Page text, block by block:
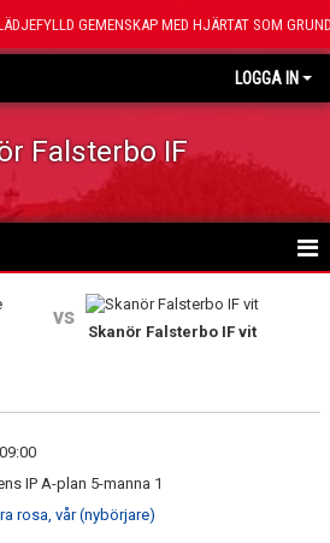
GEMENSKAP MED HJÄRTAT SOM
LOGGA IN
Falsterbo IF
vs
Skanör Falsterbo IF vit
IP A-plan 5-manna 1
rosa, vår (nybörjare)